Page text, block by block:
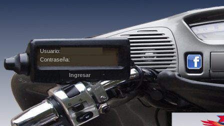
Usuario:
Contraseña: